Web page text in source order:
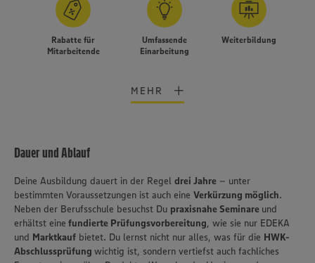
Wir setzen Cookies und andere Technologien ein, um Ihnen
ein bestmögliches Nutzungserlebnis unserer Website zu
ermöglichen. Wir verwenden Ihre Daten, um unsere
Rabatte für
Mitarbeitende
Umfassende
Einarbeitung
Weiterbildung
MEHR
Dauer und Ablauf
Deine Ausbildung dauert in der Regel drei Jahre – unter
bestimmten Voraussetzungen ist auch eine Verkürzung möglich.
Neben der Berufsschule besuchst Du praxisnahe Seminare und
erhältst eine fundierte Prüfungsvorbereitung, wie sie nur EDEKA
und Marktkauf bietet. Du lernst nicht nur alles, was für die HWK-
Abschlussprüfung wichtig ist, sondern vertiefst auch fachliches